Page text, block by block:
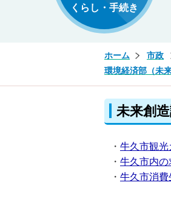
くらし・手続き
ホーム 市政
環境経済部（未
未来創
・ 牛久市観光
・ 牛久市内の
・ 牛久市消費